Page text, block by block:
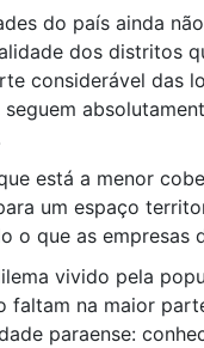
do país ainda
dos distritos
considerável
está a menor
um espaço
o que as empresas
vivido pela
faltam na maior
paraense: